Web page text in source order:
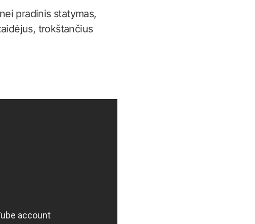
pradinis statymas,
trokštančius